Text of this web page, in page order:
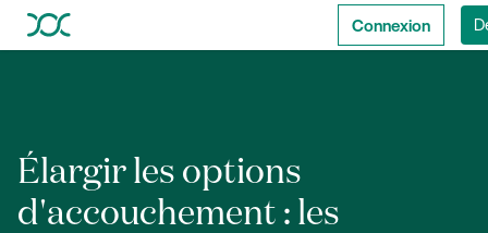
Connexion
Élargir les options
d'accouchement : les